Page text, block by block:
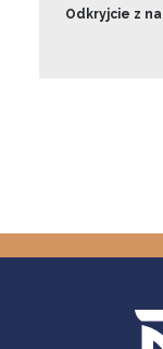
Odkryjcie z